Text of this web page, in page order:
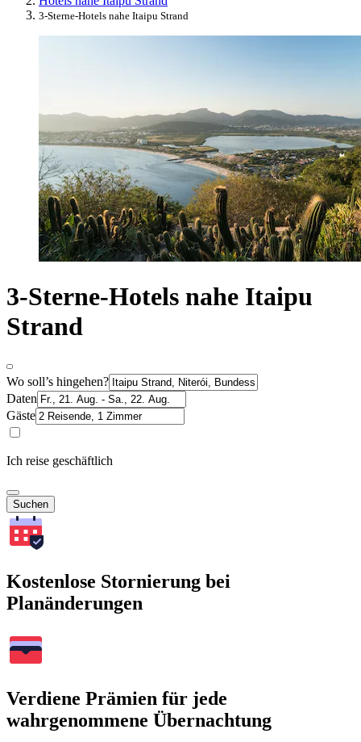
3-Sterne-Hotels nahe Itaipu Strand
3-Sterne-Hotels nahe Itaipu
Strand
Wo soll’s hingehen?
Daten
Gäste
Ich reise geschäftlich
Suchen
Kostenlose Stornierung bei
Planänderungen
Verdiene Prämien für jede
wahrgenommene Übernachtung